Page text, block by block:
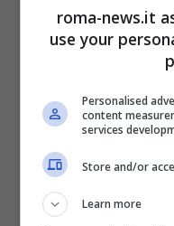
figlia un dono
emozionarlo. Ma
roma-news.it
use your
Personalised
content
services
Store and/or
Learn more